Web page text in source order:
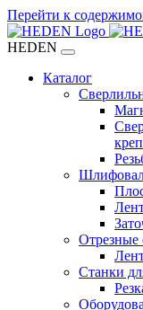
Перейти к
HEDEN
Каталог
Отрезные
Станки